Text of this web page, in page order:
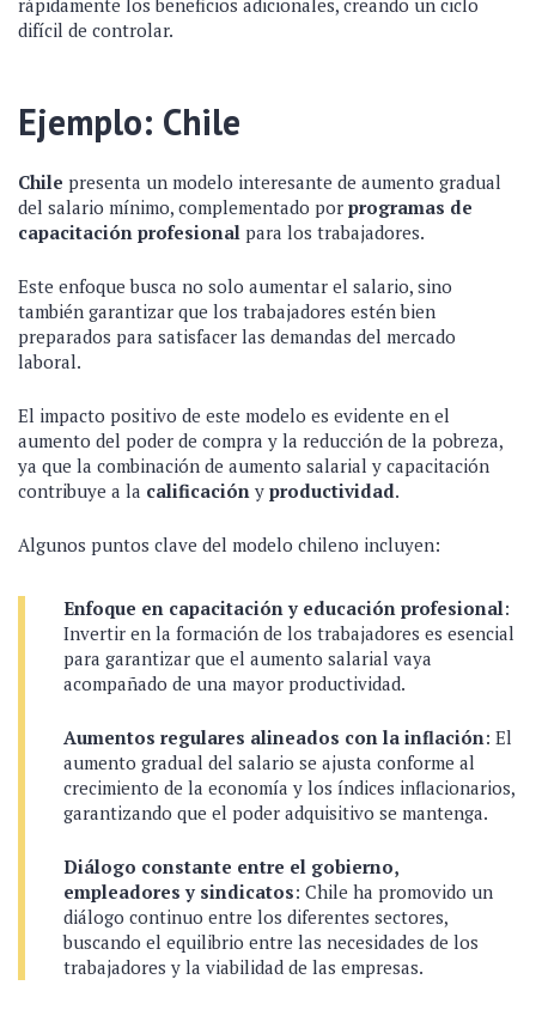
rápidamente los beneficios adicionales, creando un ciclo
difícil de controlar.
Ejemplo: Chile
Chile presenta un modelo interesante de aumento gradual
del salario mínimo, complementado por programas de
capacitación profesional para los trabajadores.
Este enfoque busca no solo aumentar el salario, sino
también garantizar que los trabajadores estén bien
preparados para satisfacer las demandas del mercado
laboral.
El impacto positivo de este modelo es evidente en el
aumento del poder de compra y la reducción de la pobreza,
ya que la combinación de aumento salarial y capacitación
contribuye a la calificación y productividad.
Algunos puntos clave del modelo chileno incluyen:
Enfoque en capacitación y educación profesional:
Invertir en la formación de los trabajadores es esencial
para garantizar que el aumento salarial vaya
acompañado de una mayor productividad.
Aumentos regulares alineados con la inflación: El
aumento gradual del salario se ajusta conforme al
crecimiento de la economía y los índices inflacionarios,
garantizando que el poder adquisitivo se mantenga.
Diálogo constante entre el gobierno,
empleadores y sindicatos: Chile ha promovido un
diálogo continuo entre los diferentes sectores,
buscando el equilibrio entre las necesidades de los
trabajadores y la viabilidad de las empresas.